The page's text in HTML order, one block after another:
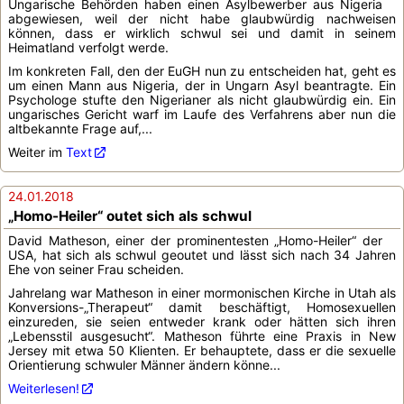
Ungarische Behörden haben einen Asylbewerber aus Nigeria
abgewiesen, weil der nicht habe glaubwürdig nachweisen
können, dass er wirklich schwul sei und damit in seinem
Heimatland verfolgt werde.
Im konkreten Fall, den der EuGH nun zu entscheiden hat, geht es
um einen Mann aus Nigeria, der in Ungarn Asyl beantragte. Ein
Psychologe stufte den Nigerianer als nicht glaubwürdig ein. Ein
ungarisches Gericht warf im Laufe des Verfahrens aber nun die
altbekannte Frage auf,...
Weiter im Text
24.01.2018
„Homo-Heiler“ outet sich als schwul
David Matheson, einer der prominentesten „Homo-Heiler“ der
USA, hat sich als schwul geoutet und lässt sich nach 34 Jahren
Ehe von seiner Frau scheiden.
Jahrelang war Matheson in einer mormonischen Kirche in Utah als
Konversions-„Therapeut“ damit beschäftigt, Homosexuellen
einzureden, sie seien entweder krank oder hätten sich ihren
„Lebensstil ausgesucht“. Matheson führte eine Praxis in New
Jersey mit etwa 50 Klienten. Er behauptete, dass er die sexuelle
Orientierung schwuler Männer ändern könne...
Weiterlesen!